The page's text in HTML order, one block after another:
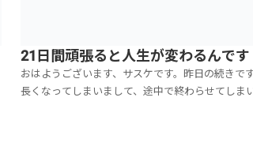
21日間頑張ると人生が変わるんです
おはようございます、サスケです。昨日の続きで
長くなってしまいまして、途中で終わらせてしま